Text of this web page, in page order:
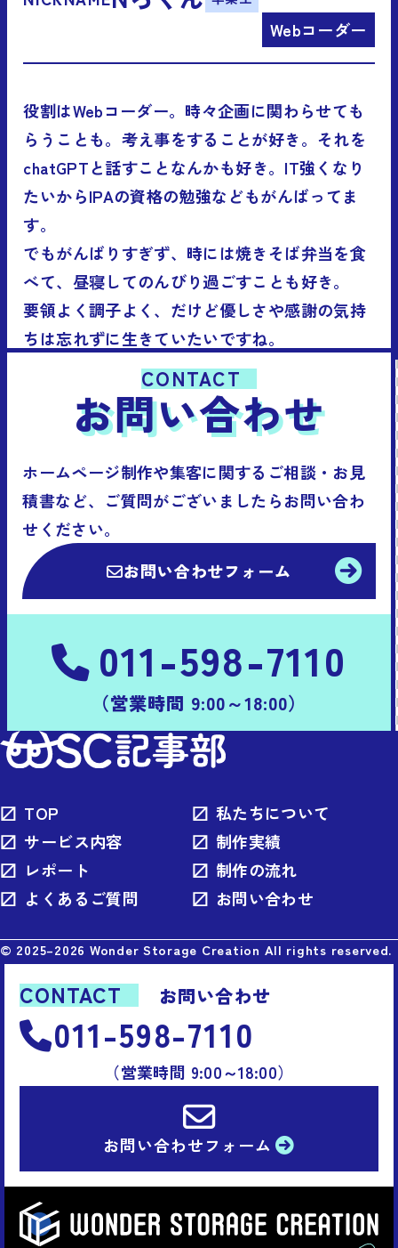
Webコーダー
役割はWebコーダー。時々企画に関わらせても
らうことも。考え事をすることが好き。それを
chatGPTと話すことなんかも好き。IT強くなり
たいからIPAの資格の勉強などもがんばってま
す。
でもがんばりすぎず、時には焼きそば弁当を食
べて、昼寝してのんびり過ごすことも好き。
要領よく調子よく、だけど優しさや感謝の気持
ちは忘れずに生きていたいですね。
お問い合わせ
CONTACT
ホームページ制作や集客に関するご相談・お見
積書など、ご質問がございましたらお問い合わ
せください。
お問い合わせフォーム
011-598-7110
（営業時間 9:00～18:00）
TOP
私たちについて
サービス内容
制作実績
レポート
制作の流れ
よくあるご質問
お問い合わせ
© 2025–2026 Wonder Storage Creation All rights reserved.
CONTACT お問い合わせ
011-598-7110
（営業時間 9:00～18:00）
お問い合わせフォーム